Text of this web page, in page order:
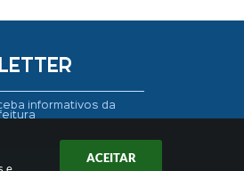
ACEITAR
informativos da